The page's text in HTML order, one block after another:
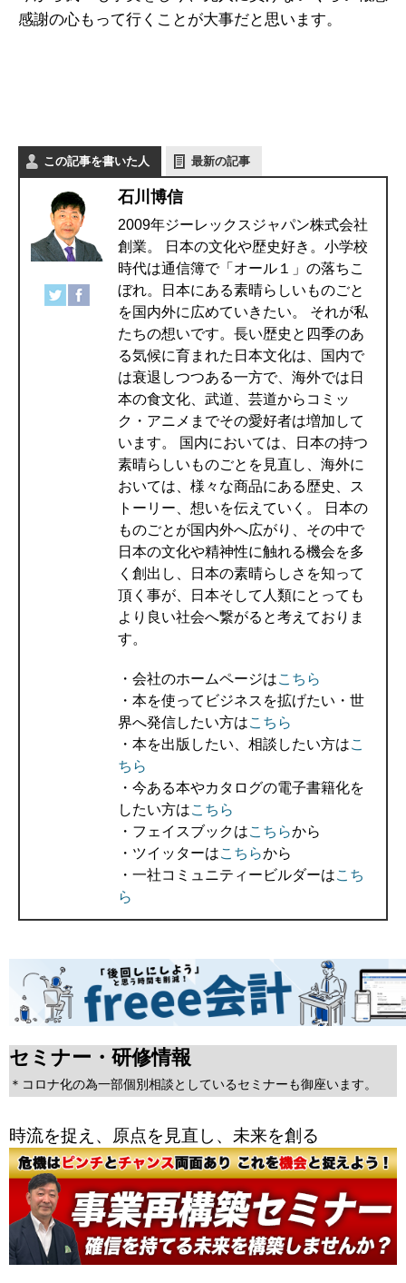
感謝の心もって行くことが大事だと思います。
この記事を書いた人 最新の記事
石川博信
2009年ジーレックスジャパン株式会社
創業。 日本の文化や歴史好き。小学校
時代は通信簿で「オール１」の落ちこ
ぼれ。日本にある素晴らしいものごと
を国内外に広めていきたい。 それが私
たちの想いです。長い歴史と四季のあ
る気候に育まれた日本文化は、国内で
は衰退しつつある一方で、海外では日
本の食文化、武道、芸道からコミッ
ク・アニメまでその愛好者は増加して
います。 国内においては、日本の持つ
素晴らしいものごとを見直し、海外に
おいては、様々な商品にある歴史、ス
トーリー、想いを伝えていく。 日本の
ものごとが国内外へ広がり、その中で
日本の文化や精神性に触れる機会を多
く創出し、日本の素晴らしさを知って
頂く事が、日本そして人類にとっても
より良い社会へ繋がると考えておりま
す。
・会社のホームページはこちら
・本を使ってビジネスを拡げたい・世
界へ発信したい方はこちら
・本を出版したい、相談したい方はこ
ちら
・今ある本やカタログの電子書籍化を
したい方はこちら
・フェイスブックはこちらから
・ツイッターはこちらから
・一社コミュニティービルダーはこち
ら
セミナー・研修情報
＊コロナ化の為一部個別相談としているセミナーも御座います。
時流を捉え、原点を見直し、未来を創る